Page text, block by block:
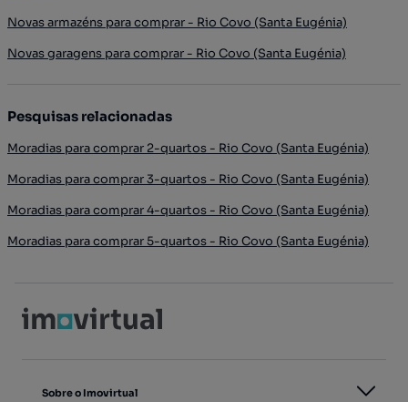
Novas armazéns para comprar - Rio Covo (Santa Eugénia)
Novas garagens para comprar - Rio Covo (Santa Eugénia)
Pesquisas relacionadas
Moradias para comprar 2-quartos - Rio Covo (Santa Eugénia)
Moradias para comprar 3-quartos - Rio Covo (Santa Eugénia)
Moradias para comprar 4-quartos - Rio Covo (Santa Eugénia)
Moradias para comprar 5-quartos - Rio Covo (Santa Eugénia)
Sobre o Imovirtual